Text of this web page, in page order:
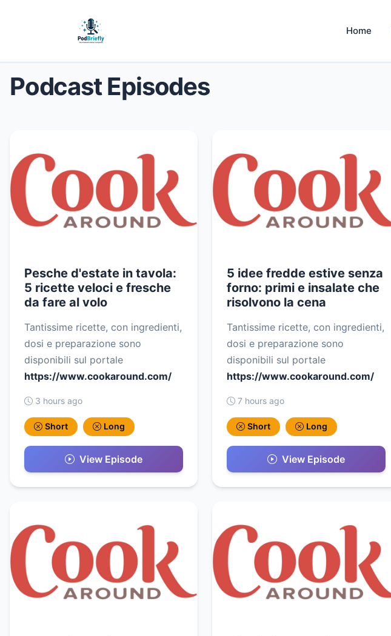
Home
Podcast Episodes
Pesche d'estate in tavola:
5 ricette veloci e fresche
da fare al volo
Tantissime ricette, con ingredienti,
dosi e preparazione sono
disponibili sul portale
https://www.cookaround.com/
3 hours ago
Short Long
View Episode
5 idee fredde estive senza
forno: primi e insalate che
risolvono la cena
Tantissime ricette, con ingredienti,
dosi e preparazione sono
disponibili sul portale
https://www.cookaround.com/
7 hours ago
Short Long
View Episode